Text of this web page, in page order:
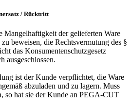
/ Rücktritt
Mangelhaftigkeit der gelieferten Ware
beweisen, die Rechtsvermutung des §
das Konsumentenschutzgesetz
ausgeschlossen.
ist der Kunde verpflichtet, die Ware
abzuladen und zu lagern. Muss
so hat sie der Kunde an PEGA-CUT